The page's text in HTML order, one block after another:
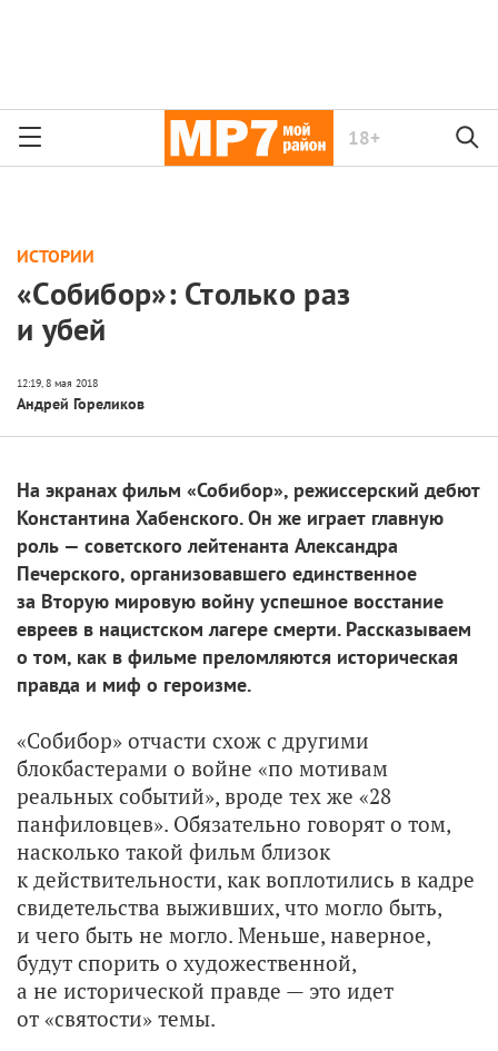
18+
ИСТОРИИ
«Собибор»: Столько раз
и убей
Андрей Гореликов
На экранах фильм «Собибор», режиссерский дебют
Константина Хабенского. Он же играет главную
роль — советского лейтенанта Александра
Печерского, организовавшего единственное
за Вторую мировую войну успешное восстание
евреев в нацистском лагере смерти. Рассказываем
о том, как в фильме преломляются историческая
правда и миф о героизме.
«Собибор» отчасти схож с другими
блокбастерами о войне «по мотивам
реальных событий», вроде тех же «28
панфиловцев». Обязательно говорят о том,
насколько такой фильм близок
к действительности, как воплотились в кадре
свидетельства выживших, что могло быть,
и чего быть не могло. Меньше, наверное,
будут спорить о художественной,
а не исторической правде — это идет
от «святости» темы.